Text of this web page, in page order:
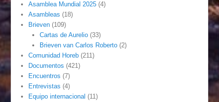
Asamblea Mundial 2025 (4)
Asambleas (18)
Brieven (109)
Cartas de Aurelio(33)
Brieven van Carlos Roberto(2)
Comunidad Horeb (211)
Documentos (421)
Encuentros (7)
Entrevistas (4)
Equipo internacional (11)